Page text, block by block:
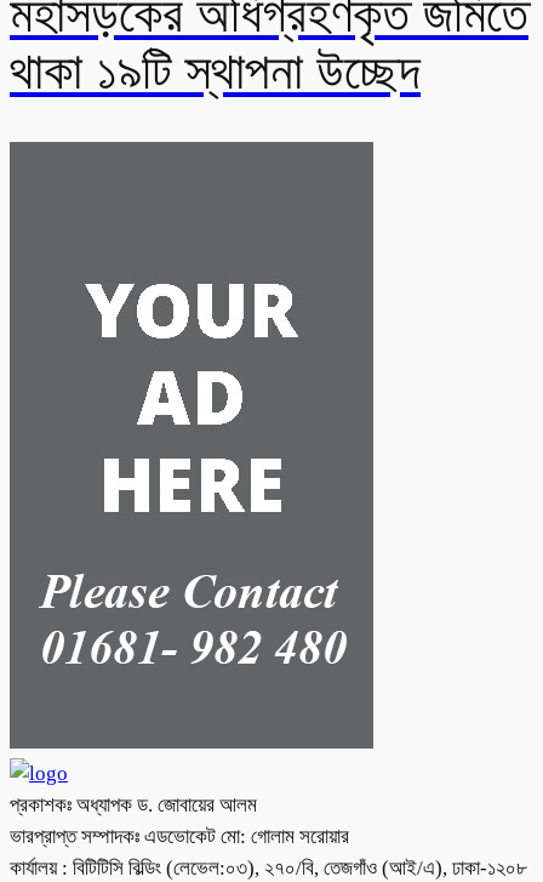
মহাসড়কের অধিগ্রহণকৃত জমিতে
থাকা ১৯টি স্থাপনা উচ্ছেদ
প্রকাশকঃ অধ্যাপক ড. জোবায়ের আলম
ভারপ্রাপ্ত সম্পাদকঃ এডভোকেট মো: গোলাম সরোয়ার
কার্যালয় : বিটিটিসি বিল্ডিং (লেভেল:০৩), ২৭০/বি, তেজগাঁও (আই/এ), ঢাকা-১২০৮